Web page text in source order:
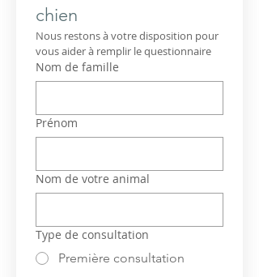
Nous restons à votre disposition pour
vous aider à remplir le questionnaire
Nom de famille
Prénom
Nom de votre animal
Type de consultation
Première consultation